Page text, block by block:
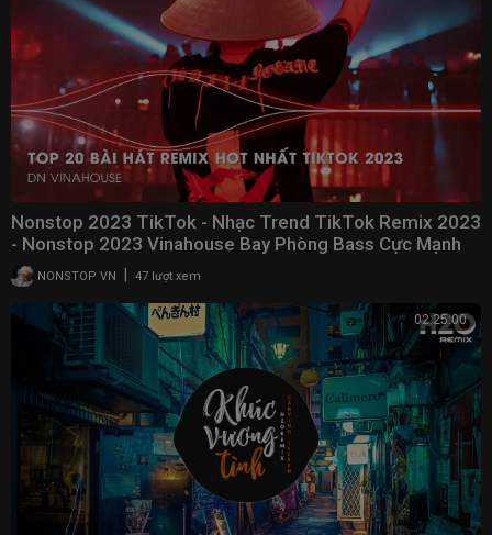
Nonstop 2023 TikTok - Nhạc Trend TikTok Remix 2023
- Nonstop 2023 Vinahouse Bay Phòng Bass Cực Mạnh
NONSTOP VN | 47 lượt xem
02:25:00